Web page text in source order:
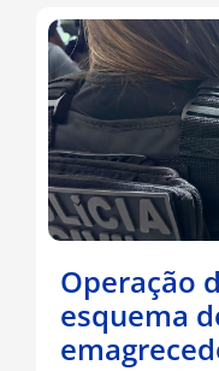
Operação
esquema